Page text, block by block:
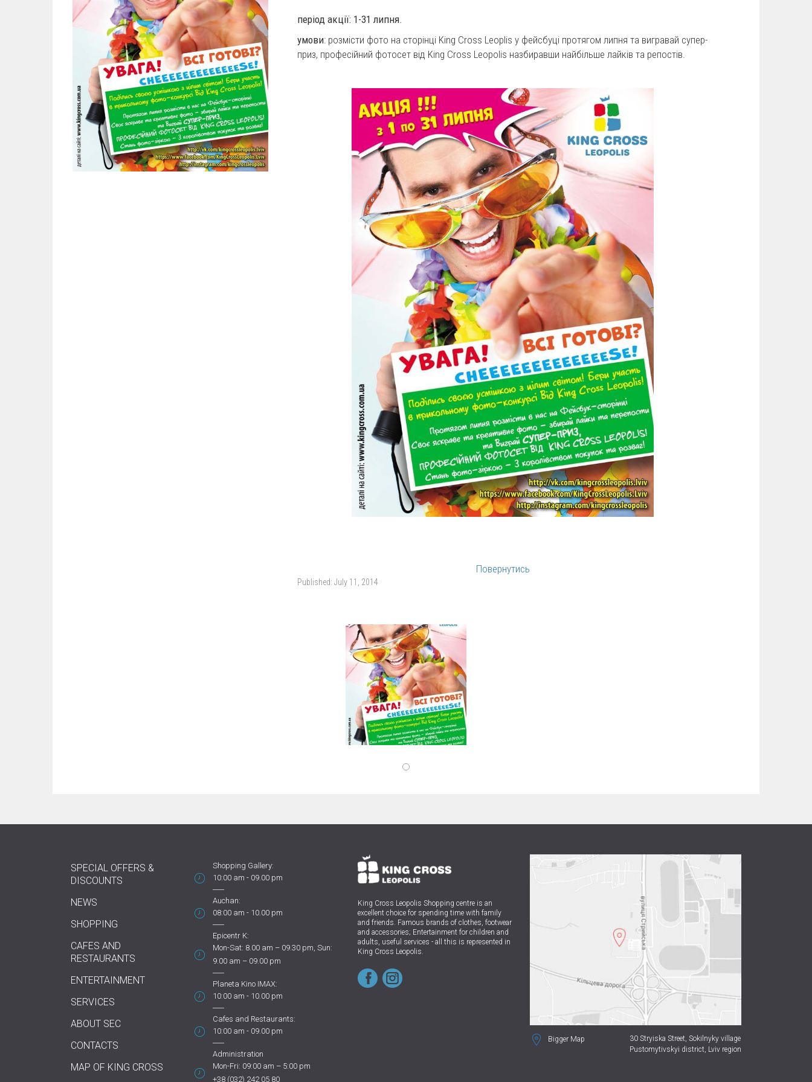
період акції: 1-31 липня.
умови: розмісти фото на сторінці King Cross Leoplis y фейсбуці протягом липня та вигравай супер-
приз, професійний фотосет від King Cross Leopolis назбиравши найбільше лайків та репостів.
Повернутись
Published: July 11, 2014
SPECIAL OFFERS &
DISCOUNTS
NEWS
SHOPPING
CAFES AND
RESTAURANTS
ENTERTAINMENT
SERVICES
ABOUT SEC
CONTACTS
MAP OF KING CROSS
Shopping Gallery:
10:00 am - 09.00 pm
Auchan:
08:00 am - 10.00 pm
Epicentr K:
Mon-Sat: 8.00 am – 09.30 pm, Sun:
9.00 am – 09.00 pm
Planeta Kino IMAX:
10:00 am - 10.00 pm
Cafes and Restaurants:
10:00 am - 09.00 pm
Administration
Mon-Fri: 09:00 am – 5:00 pm
+38 (032) 242 05 80
King Cross Leopolis Shopping centre is an
excellent choice for spending time with family
and friends. Famous brands of clothes, footwear
and accessories; Entertainment for children and
adults, useful services - all this is represented in
King Cross Leopolis.
Bigger Map 30 Stryiska Street, Sokilnyky village
Pustomytivskyi district, Lviv region